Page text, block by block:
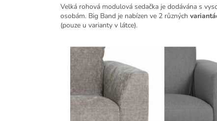
Velká rohová modulová sedačka je dodávána s
osobám. Big Band je nabízen ve 2 různých
(pouze u varianty v látce).